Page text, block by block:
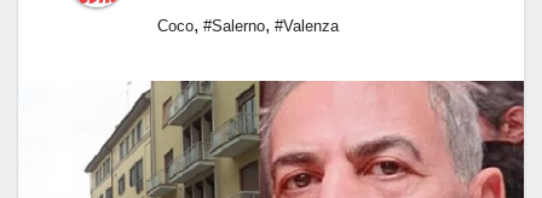
Coco, #Salerno, #Valenza